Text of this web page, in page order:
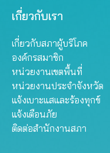
เกี่ยวกับเรา
เกี่ยวกับสภาผู้บริโภค
องค์กรสมาชิก
หน่วยงานเขตพื้นที่
หน่วยงานประจำจังหวัด
แจ้งเบาะแสและร้องทุกข์
แจ้งเตือนภัย
ติดต่อสำนักงานสภา